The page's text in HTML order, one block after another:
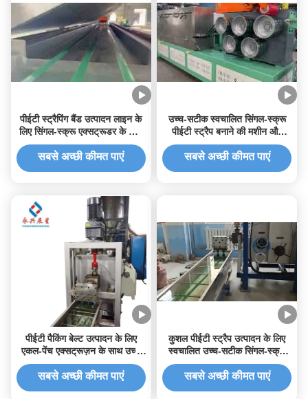
पीईटी स्ट्रैपिंग बैंड उत्पादन लाइन के
लिए सिंगल-स्क्रू एक्सट्रूडर के साथ
उच्च-सटीक स्वचालित पीईटी स्ट्रैप
बनाने की मशीन
सबसे अच्छी कीमत पाएं
उच्च-सटीक स्वचालित सिंगल-स्क्रू
पीईटी स्ट्रैप बनाने की मशीन और
पीईटी स्ट्रैप उत्पादन लाइन
सबसे अच्छी कीमत पाएं
पीईटी पैकिंग बेल्ट उत्पादन के लिए
एकल-पेंच एक्सट्रूज़न के साथ उच्च
सटीक स्वचालित पीईटी स्ट्रैप बनाने
की मशीन
सबसे अच्छी कीमत पाएं
कुशल पीईटी स्ट्रैप उत्पादन के लिए
स्वचालित उच्च-सटीक सिंगल-स्क्रू
पीईटी स्ट्रैप बनाने की मशीन
सबसे अच्छी कीमत पाएं